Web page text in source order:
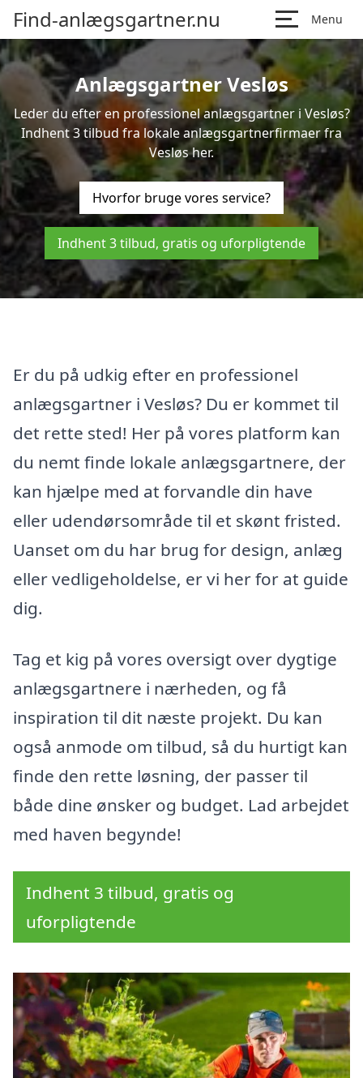
Find-anlægsgartner.nu Menu
Anlægsgartner Vesløs
Leder du efter en professionel anlægsgartner i Vesløs?
Indhent 3 tilbud fra lokale anlægsgartnerfirmaer fra
Vesløs her.
Hvorfor bruge vores service?
Indhent 3 tilbud, gratis og uforpligtende
Er du på udkig efter en professionel
anlægsgartner i Vesløs? Du er kommet til
det rette sted! Her på vores platform kan
du nemt finde lokale anlægsgartnere, der
kan hjælpe med at forvandle din have
eller udendørsområde til et skønt fristed.
Uanset om du har brug for design, anlæg
eller vedligeholdelse, er vi her for at guide
dig.
Tag et kig på vores oversigt over dygtige
anlægsgartnere i nærheden, og få
inspiration til dit næste projekt. Du kan
også anmode om tilbud, så du hurtigt kan
finde den rette løsning, der passer til
både dine ønsker og budget. Lad arbejdet
med haven begynde!
Indhent 3 tilbud, gratis og
uforpligtende